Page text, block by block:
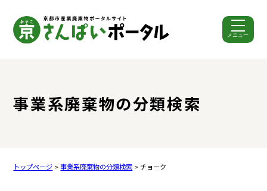
メニュー
事業系廃棄物の分類検索
トップページ >事業系廃棄物の分類検索 > チョーク